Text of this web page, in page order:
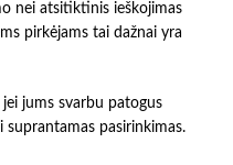
nei atsitiktinis ieškojimas
pirkėjams tai dažnai yra
jums svarbu patogus
suprantamas pasirinkimas.